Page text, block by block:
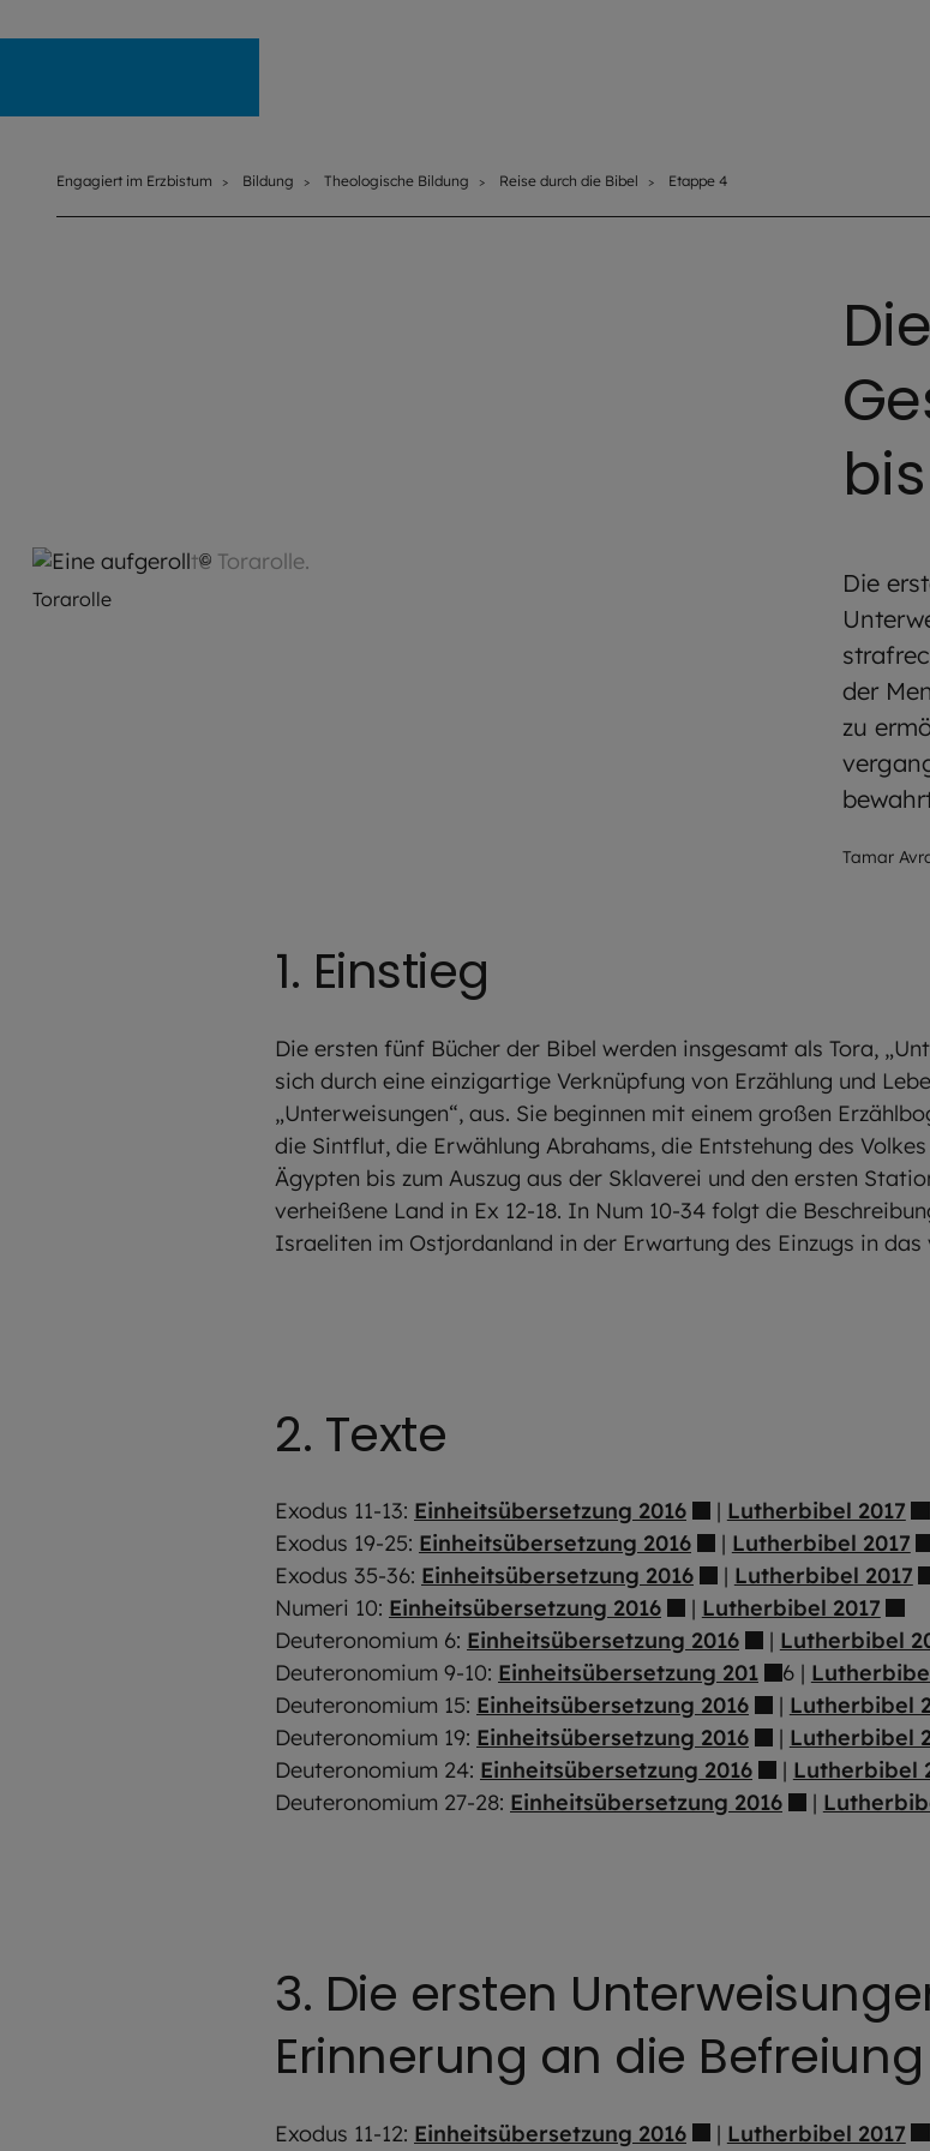
Engagiert im Erzbistum Bildung Theologische Bildung Reise durch die Bibel Etappe 4
© Friedrich Bernack
Torarolle
Die
der
zu
Tamar
1. Einstieg
Die ersten fünf Bücher der Bibel werden insgesamt als Tora,
sich durch eine einzigartige Verknüpfung von Erzählung und
„Unterweisungen“, aus. Sie beginnen mit einem großen
die Sintflut, die Erwählung Abrahams, die Entstehung des
Ägypten bis zum Auszug aus der Sklaverei und den ersten
verheißene Land in Ex 12-18. In Num 10-34 folgt die
Israeliten im Ostjordanland in der Erwartung des Einzugs in das
2. Texte
Exodus 11-13: Einheitsübersetzung 2016 | Lutherbibel 2017
Exodus 19-25: Einheitsübersetzung 2016 | Lutherbibel 2017
Exodus 35-36: Einheitsübersetzung 2016 | Lutherbibel 2017
Numeri 10: Einheitsübersetzung 2016 | Lutherbibel 2017
Deuteronomium 6: Einheitsübersetzung 2016 | Lutherbibel
Deuteronomium 9-10: Einheitsübersetzung 201 6 |
Deuteronomium 15: Einheitsübersetzung 2016 | Lutherbibel
Deuteronomium 19: Einheitsübersetzung 2016 | Lutherbibel
Deuteronomium 24: Einheitsübersetzung 2016 | Lutherbibel
Deuteronomium 27-28: Einheitsübersetzung 2016 |
3. Die ersten
Erinnerung an die
Exodus 11-12: Einheitsübersetzung 2016 | Lutherbibel 2017